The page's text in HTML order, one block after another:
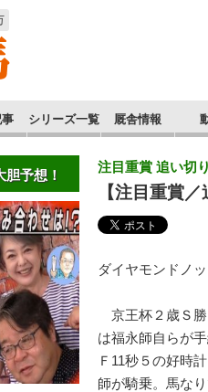
シリーズ一覧 厩舎情報
注目重賞 追い切
【注目重賞
ダイヤモンドノッ
京王杯２歳Ｓ勝
は福永師自らが
Ｆ11秒５の好時
師が騎乗。馬な
胆予想！